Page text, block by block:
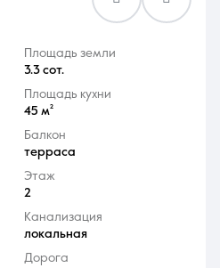
297-00-00
08:30 до 20:00
Площадь земли
3.3 сот.
Площадь кухни
45 м²
Балкон
терраса
Этаж
2
Канализация
локальная
Дорога